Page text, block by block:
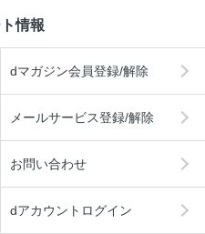
情報
dマガジン会員登録/解除
メールサービス登録/解除
お問い合わせ
dアカウントログイン